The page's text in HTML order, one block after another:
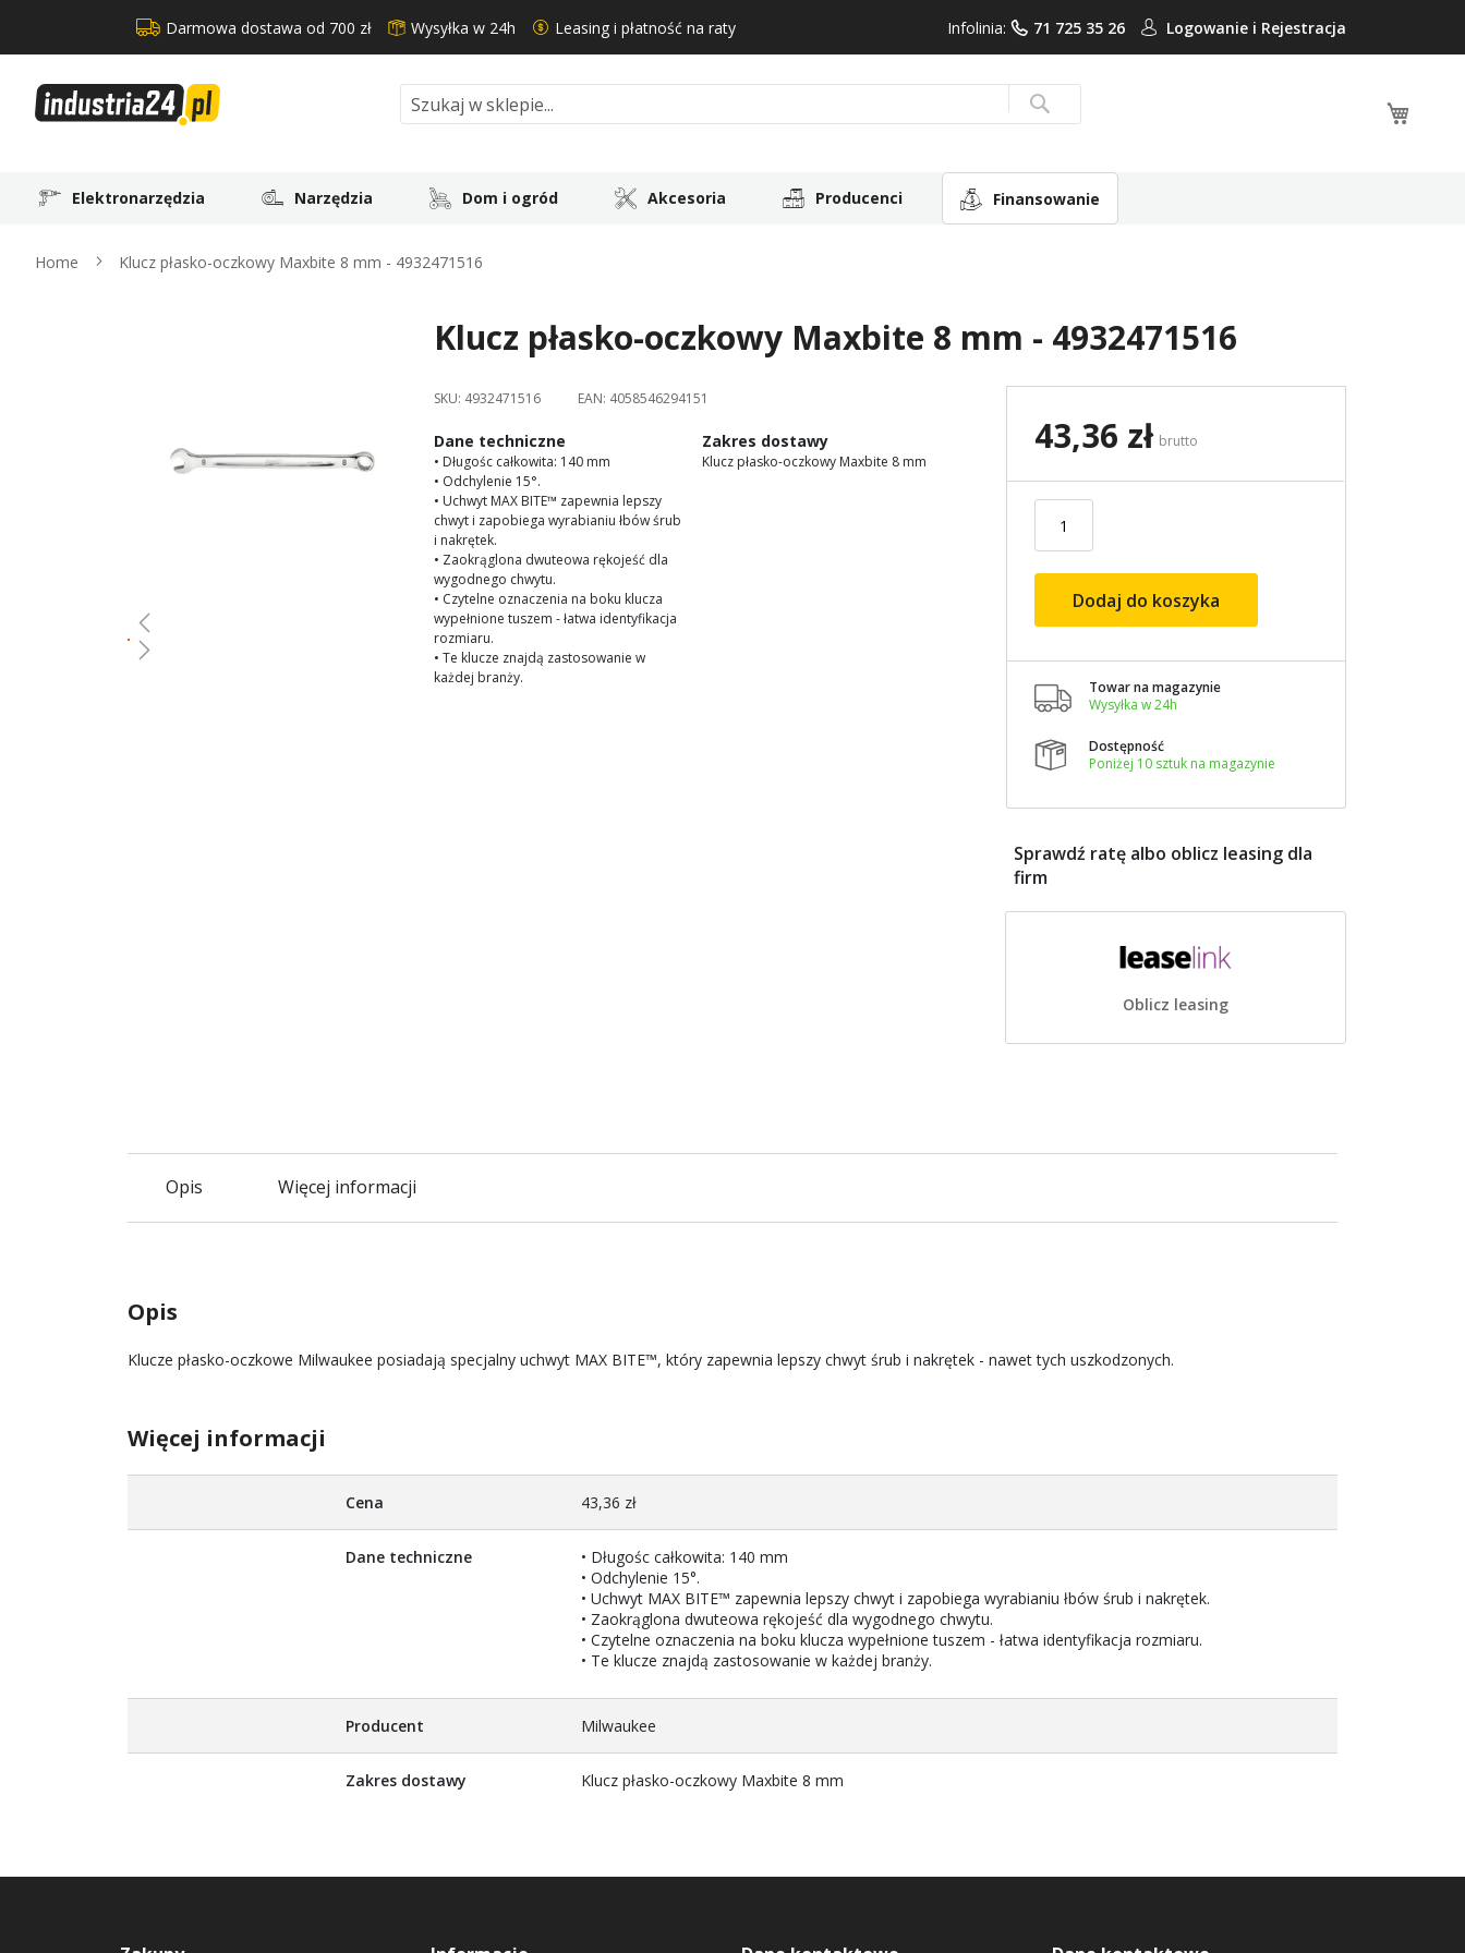
Darmowa dostawa od 700 zł Wysyłka w 24h Leasing i płatność na raty Infolinia: 71 725 35 26 Logowanie i Rejestracja
Search Search
Elektronarzędzia Narzędzia Dom i ogród Akcesoria Producenci Finansowanie
Home Klucz płasko-oczkowy Maxbite 8 mm - 4932471516
the
images
Klucz płasko-oczkowy Maxbite 8 mm - 4932471516
SKU: 4932471516 EAN: 4058546294151
Dane techniczne
• Długośc całkowita: 140 mm
• Odchylenie 15°.
• Uchwyt MAX BITE™ zapewnia lepszy
chwyt i zapobiega wyrabianiu łbów śrub
i nakrętek.
• Zaokrąglona dwuteowa rękojeść dla
wygodnego chwytu.
• Czytelne oznaczenia na boku klucza
wypełnione tuszem - łatwa identyfikacja
rozmiaru.
• Te klucze znajdą zastosowanie w
każdej branży.
Zakres dostawy
Klucz płasko-oczkowy Maxbite 8 mm
43,36 zł brutto
Dodaj do koszyka

Towar na magazynie
Wysyłka w 24h

Dostępność
Poniżej 10 sztuk na magazynie
Sprawdź ratę albo oblicz leasing dla
firm
Oblicz leasing
Opis Więcej informacji
Opis
Klucze płasko-oczkowe Milwaukee posiadają specjalny uchwyt MAX BITE™, który zapewnia lepszy chwyt śrub i nakrętek - nawet tych uszkodzonych.
Więcej informacji
Cena 43,36 zł
Dane techniczne
• Długośc całkowita: 140 mm
• Odchylenie 15°.
• Uchwyt MAX BITE™ zapewnia lepszy chwyt i zapobiega wyrabianiu łbów śrub i nakrętek.
• Zaokrąglona dwuteowa rękojeść dla wygodnego chwytu.
• Czytelne oznaczenia na boku klucza wypełnione tuszem - łatwa identyfikacja rozmiaru.
• Te klucze znajdą zastosowanie w każdej branży.
Producent Milwaukee
Zakres dostawy Klucz płasko-oczkowy Maxbite 8 mm